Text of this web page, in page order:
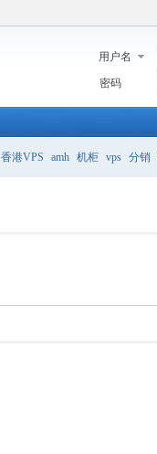
用户名
密码
香港VPS amh 机柜 vps 分销